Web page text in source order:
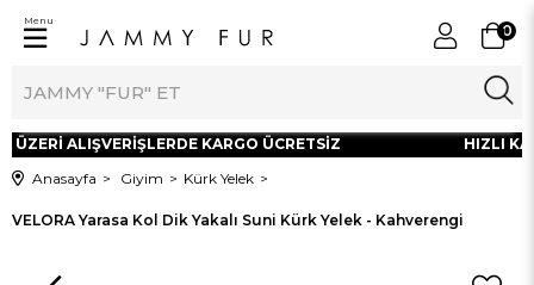
0
Menu
ALIŞVERİŞLERDE KARGO ÜCRETSİZ
HIZLI
Anasayfa
Giyim Kürk Yelek
VELORA Yarasa Kol Dik Yakalı Suni Kürk Yelek - Kahverengi